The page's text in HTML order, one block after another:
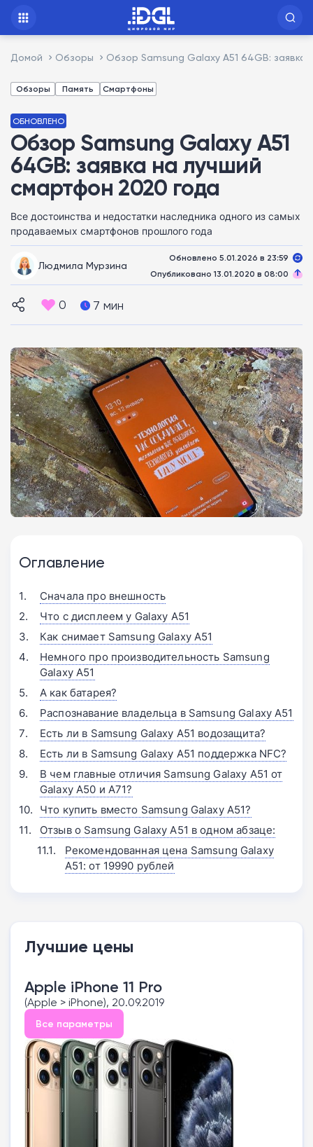
Домой Обзоры Обзор Samsung Galaxy A51 64GB:
Обзоры Память Смартфоны
ОБНОВЛЕНО
Обзор Samsung Galaxy A51
64GB: заявка на лучший
смартфон 2020 года
Все достоинства и недостатки наследника одного из самых
продаваемых смартфонов прошлого года
Людмила Мурзина
Обновлено 5.01.2026 в 23:59
Опубликовано 13.01.2020 в 08:00
0 7 мин
Оглавление
Сначала про внешность
Что с дисплеем у Galaxy A51
Как снимает Samsung Galaxy A51
Немного про производительность Samsung
Galaxy A51
А как батарея?
Распознавание владельца в Samsung Galaxy A51
Есть ли в Samsung Galaxy A51 водозащита?
Есть ли в Samsung Galaxy A51 поддержка NFC?
В чем главные отличия Samsung Galaxy A51 от
Galaxy A50 и A71?
Что купить вместо Samsung Galaxy A51?
Отзыв о Samsung Galaxy A51 в одном абзаце:
Рекомендованная цена Samsung Galaxy
A51: от 19990 рублей
Лучшие цены
Apple iPhone 11 Pro
(Apple > iPhone), 20.09.2019
Все параметры